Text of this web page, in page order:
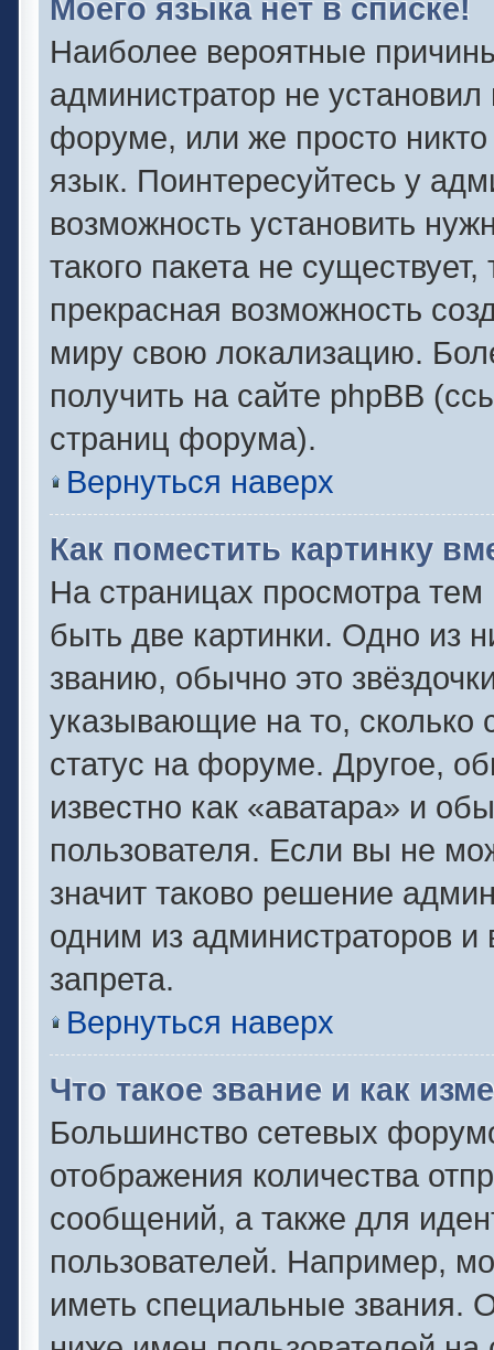
Моего языка нет в списке!
Наиболее вероятные
администратор не
форуме, или же просто
язык. Поинтересуйтесь у
возможность установить
такого пакета не
прекрасная возможность
миру свою локализацию.
получить на сайте phpBB
страниц форума).
Вернуться наверх
Как поместить картинку
На страницах просмотра
быть две картинки. Одно из
званию, обычно это
указывающие на то,
статус на форуме. Другое,
известно как «аватара» и
пользователя. Если вы не
значит таково решение
одним из администраторов и
запрета.
Вернуться наверх
Что такое звание и как
Большинство сетевых
отображения количества
сообщений, а также для
пользователей. Например,
иметь специальные звания.